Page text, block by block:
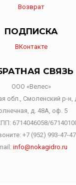
Возврат
ПОДПИСКА
ВКонтакте
СВЯЗЬ
ООО «Велес»
обл., Смоленский р-н,
д. 48А, оф. 5
6714046058/
+7 (952) 993-47-47
info@nokagidro.ru